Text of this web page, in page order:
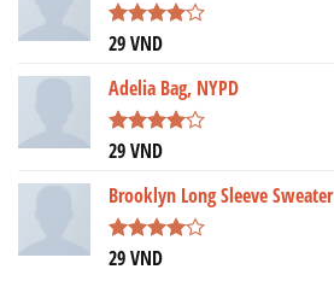
Được
4.005
sao
29VND
Adelia Bag, NYPD
Được
4.00
5
sao
29VND
Brooklyn Long Sleeve Sweater
Được
29VND